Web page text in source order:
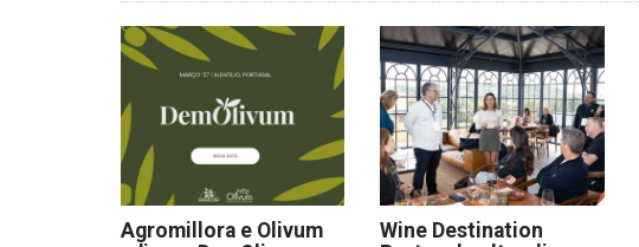
Agromillora e Olivum
Wine Destination